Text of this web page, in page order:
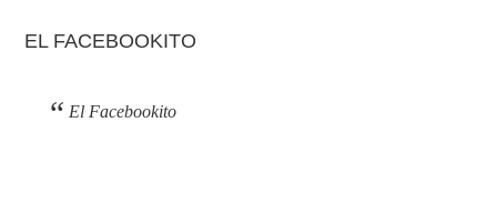
EL FACEBOOKITO
El Facebookito